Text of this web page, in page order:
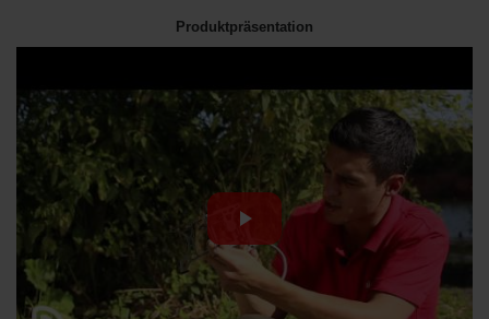
Produktpräsentation